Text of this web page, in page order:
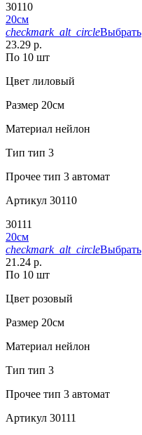
30110
20см
checkmark_alt_circleВыбрать
23.29 р.
По 10 шт
Цвет лиловый
Размер 20см
Материал нейлон
Тип тип 3
Прочее тип 3 автомат
Артикул 30110
30111
20см
checkmark_alt_circleВыбрать
21.24 р.
По 10 шт
Цвет розовый
Размер 20см
Материал нейлон
Тип тип 3
Прочее тип 3 автомат
Артикул 30111